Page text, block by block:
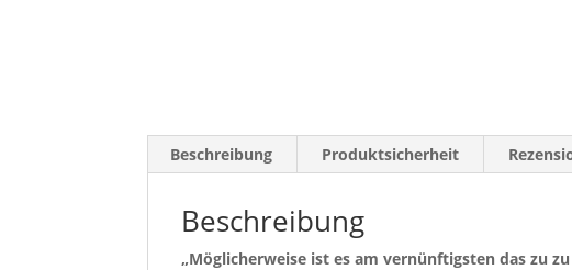
Beschreibung Produktsicherheit
Beschreibung
„Möglicherweise ist es am vernünftigsten das zu